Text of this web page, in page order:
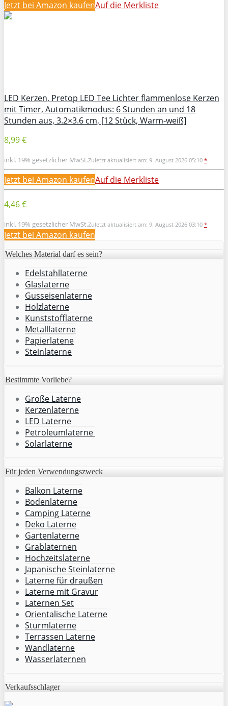
Jetzt bei Amazon kaufenAuf die Merkliste
LED Kerzen, Pretop LED Tee Lichter flammenlose Kerzen
mit Timer, Automatikmodus: 6 Stunden an und 18
Stunden aus, 3.2×3.6 cm, [12 Stück, Warm-weiß]
8,99 €
inkl. 19% gesetzlicher MwSt.Zuletzt aktualisiert am: 9. August 2026 05:10 *
Jetzt bei Amazon kaufenAuf die Merkliste
4,46 €
inkl. 19% gesetzlicher MwSt.Zuletzt aktualisiert am: 9. August 2026 03:10 *
Jetzt bei Amazon kaufen
Welches Material darf es sein?
Edelstahllaterne
Glaslaterne
Gusseisenlaterne
Holzlaterne
Kunststofflaterne
Metalllaterne
Papierlatene
Steinlaterne
Bestimmte Vorliebe?
Große Laterne
Kerzenlaterne
LED Laterne
Petroleumlaterne
Solarlaterne
Für jeden Verwendungszweck
Balkon Laterne
Bodenlaterne
Camping Laterne
Deko Laterne
Gartenlaterne
Grablaternen
Hochzeitslaterne
Japanische Steinlaterne
Laterne für draußen
Laterne mit Gravur
Laternen Set
Orientalische Laterne
Sturmlaterne
Terrassen Laterne
Wandlaterne
Wasserlaternen
Verkaufsschlager